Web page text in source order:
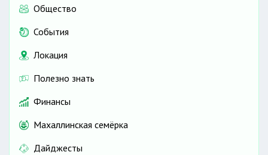
Общество
События
Локация
Полезно знать
Финансы
Махаллинская семёрка
Дайджесты